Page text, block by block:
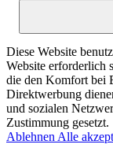
Diese Website
Website erforderlich
die den Komfort bei
Direktwerbung
und sozialen
Zustimmung gesetzt.
Ablehnen Alle